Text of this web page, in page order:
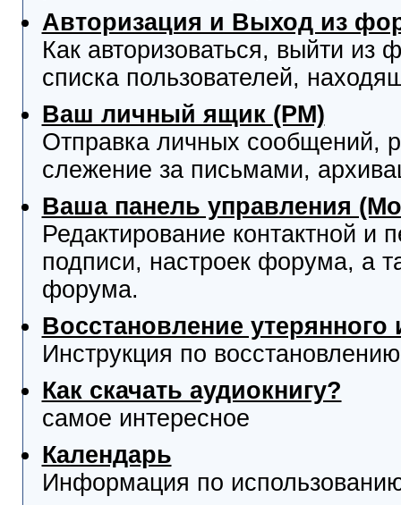
Авторизация и Выход из
Как авторизоваться, выйти из
списка пользователей,
Ваш личный ящик (PM)
Отправка личных сообщений,
слежение за письмами,
Ваша панель управления
Редактирование контактной
подписи, настроек форума, а
форума.
Восстановление
Инструкция по
Как скачать аудиокнигу?
самое интересное
Календарь
Информация по